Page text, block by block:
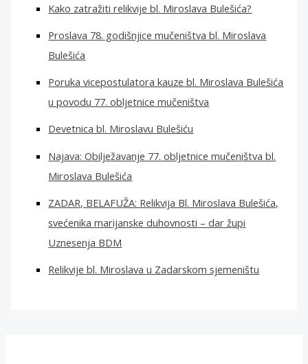
Kako zatražiti relikvije bl. Miroslava Bulešića?
Proslava 78. godišnjice mučeništva bl. Miroslava
Bulešića
Poruka vicepostulatora kauze bl. Miroslava Bulešića
u povodu 77. obljetnice mučeništva
Devetnica bl. Miroslavu Bulešiću
Najava: Obilježavanje 77. obljetnice mučeništva bl.
Miroslava Bulešića
ZADAR, BELAFUŽA: Relikvija Bl. Miroslava Bulešića,
svećenika marijanske duhovnosti – dar župi
Uznesenja BDM
Relikvije bl. Miroslava u Zadarskom sjemeništu